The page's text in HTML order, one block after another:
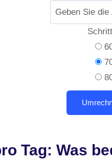
Tag: Was